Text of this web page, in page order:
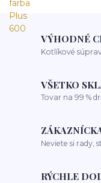
VÝHODNÉ
Kotlíkové
VŠETKO
Tovar na 99 %
Neviete si rady,
RÝCHLE